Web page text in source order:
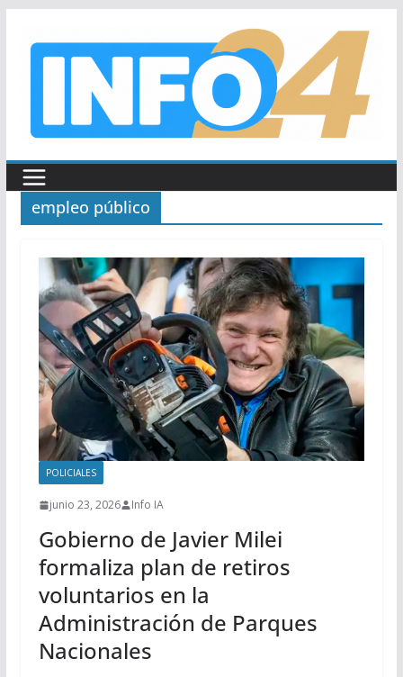
empleo público
POLICIALES
junio 23, 2026 Info IA
Gobierno de Javier Milei
formaliza plan de retiros
voluntarios en la
Administración de Parques
Nacionales